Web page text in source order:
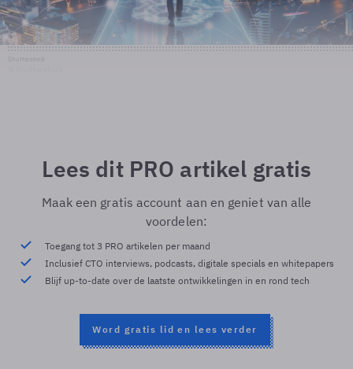
Lees dit PRO artikel gratis
Maak een gratis account aan en geniet van alle
voordelen:
Toegang tot 3 PRO artikelen per maand
Inclusief CTO interviews, podcasts, digitale specials en whitepapers
Blijf up-to-date over de laatste ontwikkelingen in en rond tech
Word gratis lid en lees verder